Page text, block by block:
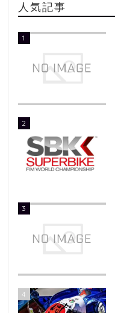
人気記事
1
2
3
4